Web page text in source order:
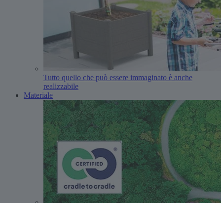
Tutto quello che può essere immaginato è anche
realizzabile
Materiale